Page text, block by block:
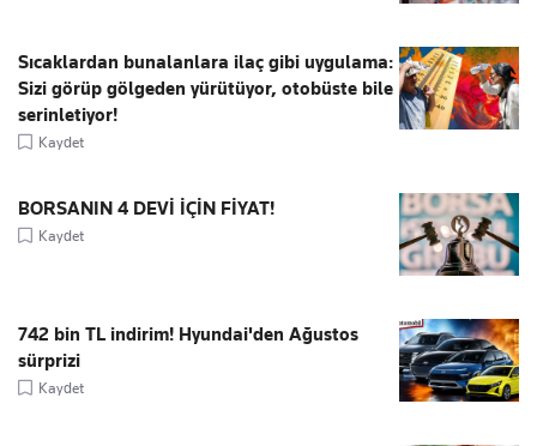
Sıcaklardan bunalanlara ilaç gibi uygulama:
Sizi görüp gölgeden yürütüyor, otobüste bile
serinletiyor!
Kaydet
BORSANIN 4 DEVİ İÇİN FİYAT!
Kaydet
742 bin TL indirim! Hyundai'den Ağustos
sürprizi
Kaydet